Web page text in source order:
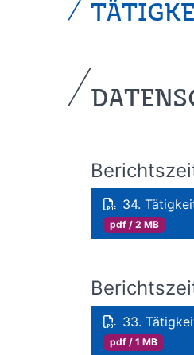
34.
pdf / 2 MB
33.
pdf / 1 MB